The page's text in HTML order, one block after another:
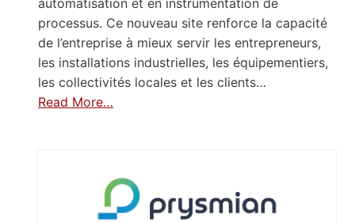
automatisation et en instrumentation de
processus. Ce nouveau site renforce la capacité
de l’entreprise à mieux servir les entrepreneurs,
les installations industrielles, les équipementiers,
les collectivités locales et les clients…
Read More…